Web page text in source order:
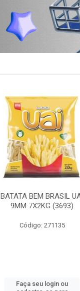
BATATA BEM BRASIL
9MM 7X2KG (3693)
Código: 271135
Faça seu login ou